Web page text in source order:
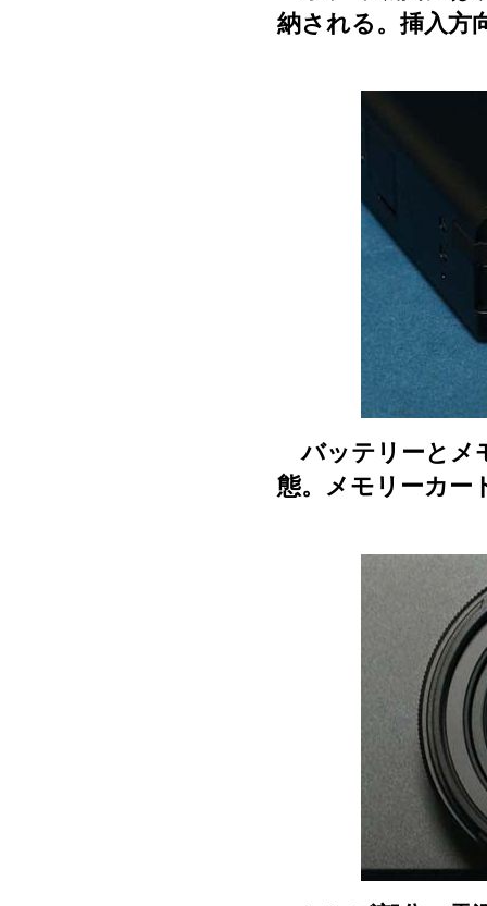
納される。挿入方
バッテリーとメ
態。メモリーカー